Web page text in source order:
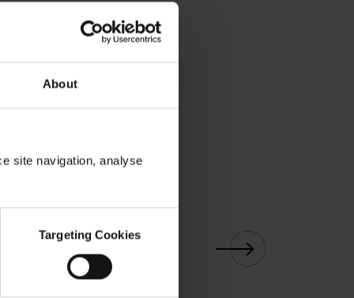
About
site navigation, analyse
Targeting Cookies
01/03